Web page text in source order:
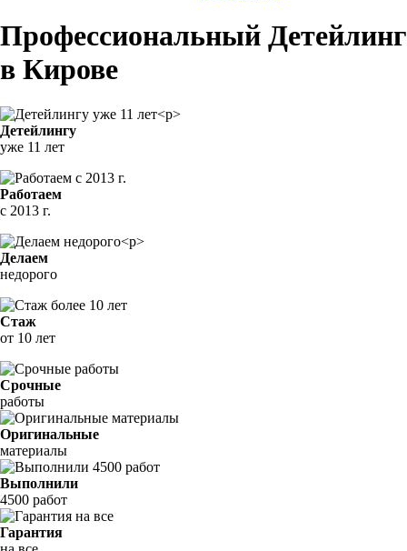
Профессиональный Детейлинг
в Кирове
Детейлингу
уже 11 лет
Работаем
с 2013 г.
Делаем
недорого
Стаж
от 10 лет
Срочные
работы
Оригинальные
материалы
Выполнили
4500 работ
Гарантия